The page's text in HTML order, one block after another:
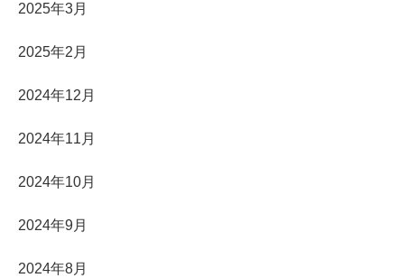
2025年3月
2025年2月
2024年12月
2024年11月
2024年10月
2024年9月
2024年8月